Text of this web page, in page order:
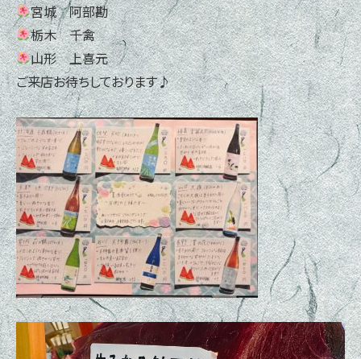
宮城 阿部勘
栃木 千禽
山形 上喜元
ご来店お待ちしております♪